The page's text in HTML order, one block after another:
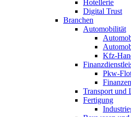
Hotellerie
Digital Trust
Branchen
Automobilität
Kfz-
Transport und
Fertigung